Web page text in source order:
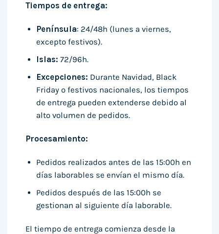
Tiempos de entrega:
Península: 24/48h (lunes a viernes,
excepto festivos).
Islas: 72/96h.
Excepciones: Durante Navidad, Black
Friday o festivos nacionales, los tiempos
de entrega pueden extenderse debido al
alto volumen de pedidos.
Procesamiento:
Pedidos realizados antes de las 15:00h en
días laborables se envían el mismo día.
Pedidos después de las 15:00h se
gestionan al siguiente día laborable.
El tiempo de entrega comienza desde la